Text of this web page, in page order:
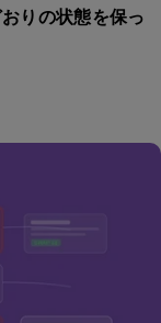
りの状態を保っ